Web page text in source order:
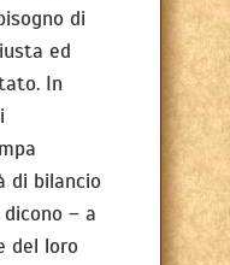
di
ed
In
di bilancio
– a
del loro